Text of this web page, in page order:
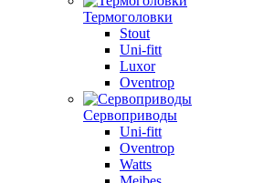
Термоголовки
Stout
Uni-fitt
Luxor
Oventrop
Сервоприводы
Uni-fitt
Oventrop
Watts